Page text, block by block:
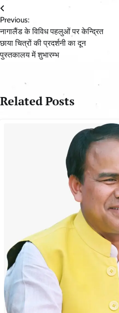
Post
navigation
Previous:
नागालैंड के विविध पहलुओं पर केन्द्रित
छाया चित्रों की प्रदर्शनी का दून
पुस्तकालय में शुभारम्भ
Related Posts